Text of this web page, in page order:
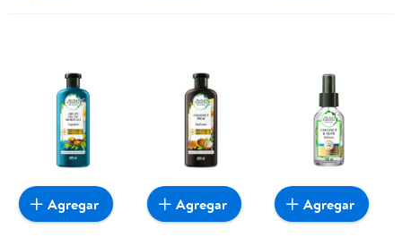
Agregar Agregar Agregar